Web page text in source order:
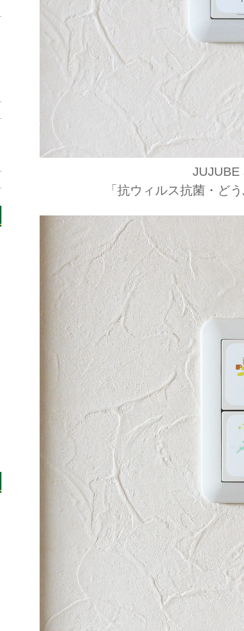
JUJUBE
「抗ウィルス抗菌・ど